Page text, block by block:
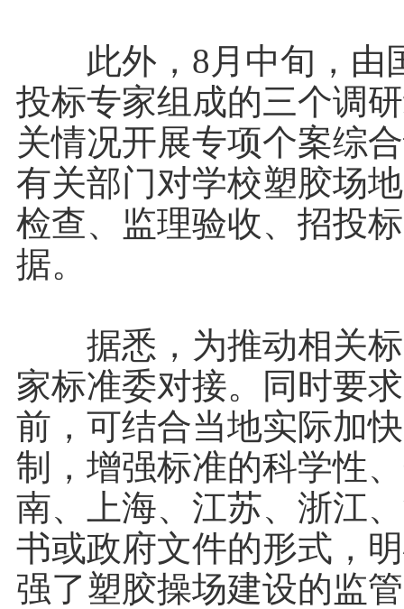
此外，8月中旬，由
投标专家组成的三个调
关情况开展专项个案综
有关部门对学校塑胶场
检查、监理验收、招投
据。
据悉，为推动相关标
家标准委对接。同时要
前，可结合当地实际加
制，增强标准的科学性
南、上海、江苏、浙江
书或政府文件的形式，
强了塑胶操场建设的监